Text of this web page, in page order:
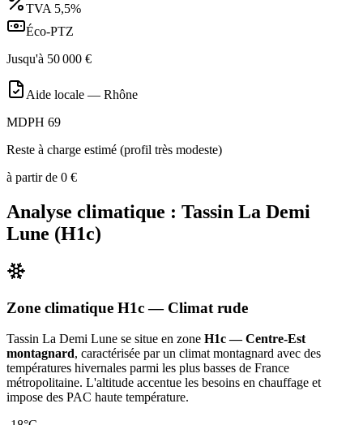
TVA 5,5%
Éco-PTZ
Jusqu'à 50 000 €
Aide locale — Rhône
MDPH 69
Reste à charge estimé (profil très modeste)
à partir de 0 €
Analyse climatique : Tassin La Demi
Lune (H1c)
Zone climatique H1c— Climat rude
Tassin La Demi Lune se situe en zone H1c — Centre-Est
montagnard, caractérisée par un climat montagnard avec des
températures hivernales parmi les plus basses de France
métropolitaine. L'altitude accentue les besoins en chauffage et
impose des PAC haute température.